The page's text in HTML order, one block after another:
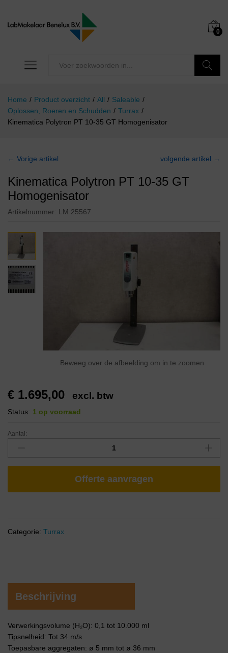
0
Home / Product overzicht / All / Saleable /
Oplossen, Roeren en Schudden / Turrax /
Kinematica Polytron PT 10-35 GT Homogenisator
← Vorige artikel volgende artikel →
Kinematica Polytron PT 10-35 GT
Homogenisator
Artikelnummer: LM 25567
Beweeg over de afbeelding om in te zoomen
€ 1.695,00 excl. btw
Status: 1 op voorraad
Aantal:
Offerte aanvragen
Categorie: Turrax
Beschrijving
Verwerkingsvolume (H₂O): 0,1 tot 10.000 ml
Tipsnelheid: Tot 34 m/s
Toepasbare aggregaten: ø 5 mm tot ø 36 mm